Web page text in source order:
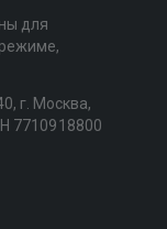
для
г. Москва,
7710918800